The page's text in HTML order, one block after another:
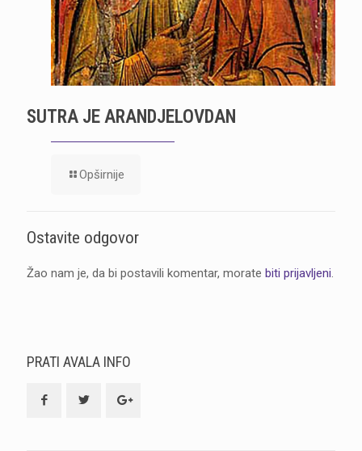
SUTRA JE ARANDJELOVDAN
Opširnije
Ostavite odgovor
Žao nam je, da bi postavili komentar, morate biti prijavljeni.
PRATI AVALA INFO